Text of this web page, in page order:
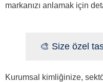
markanızı anlamak için
🎨 Size özel
Kurumsal kimliğinize,